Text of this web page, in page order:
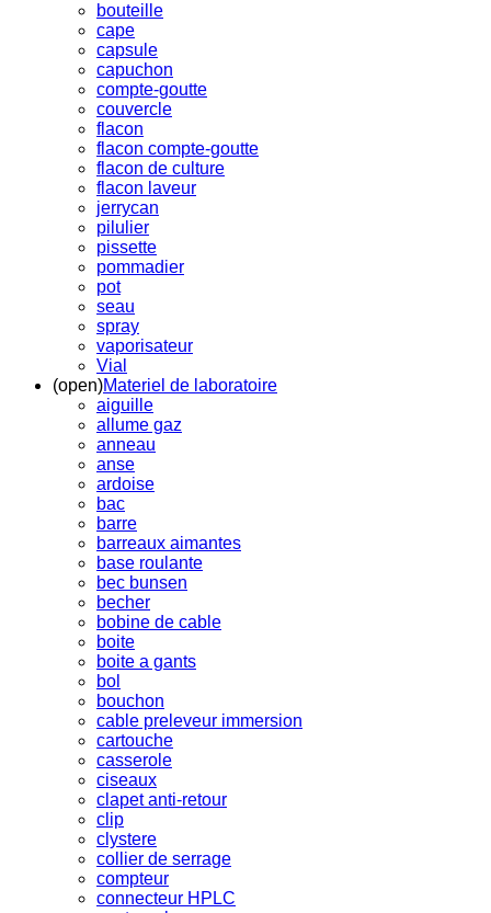
bouteille
cape
capsule
capuchon
compte-goutte
couvercle
flacon
flacon compte-goutte
flacon de culture
flacon laveur
jerrycan
pilulier
pissette
pommadier
pot
seau
spray
vaporisateur
Vial
(open)Materiel de laboratoire
aiguille
allume gaz
anneau
anse
ardoise
bac
barre
barreaux aimantes
base roulante
bec bunsen
becher
bobine de cable
boite
boite a gants
bol
bouchon
cable preleveur immersion
cartouche
casserole
ciseaux
clapet anti-retour
clip
clystere
collier de serrage
compteur
connecteur HPLC